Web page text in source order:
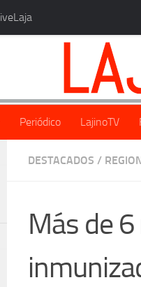
Periódico LajinoTV
DESTACADOS /
Más de